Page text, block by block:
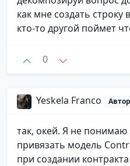
как мне создать
кто-то другой поймет
0
Yeskela Franco
так, окей. Я не понимаю
привязать модель
при создании контракта